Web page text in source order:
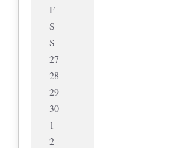
F
S
S
27
28
29
30
1
2